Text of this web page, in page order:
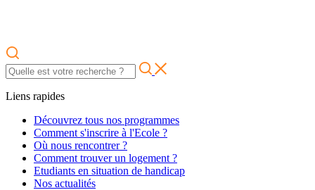
Liens rapides
Découvrez tous nos programmes
Comment s'inscrire à l'Ecole ?
Où nous rencontrer ?
Comment trouver un logement ?
Etudiants en situation de handicap
Nos actualités